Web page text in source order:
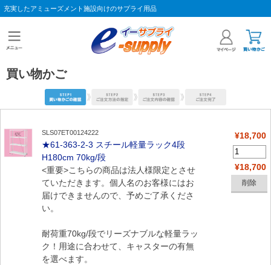
充実したアミューズメント施設向けのサプライ用品
買い物かご
SLS07ET00124222
★61-363-2-3 スチール軽量ラック4段
H180cm 70kg/段
<重要>こちらの商品は法人様限定とさせ
ていただきます。個人名のお客様にはお
届けできませんので、予めご了承くださ
い。
耐荷重70kg/段でリーズナブルな軽量ラッ
ク！用途に合わせて、キャスターの有無
を選べます。
¥18,700
¥18,700